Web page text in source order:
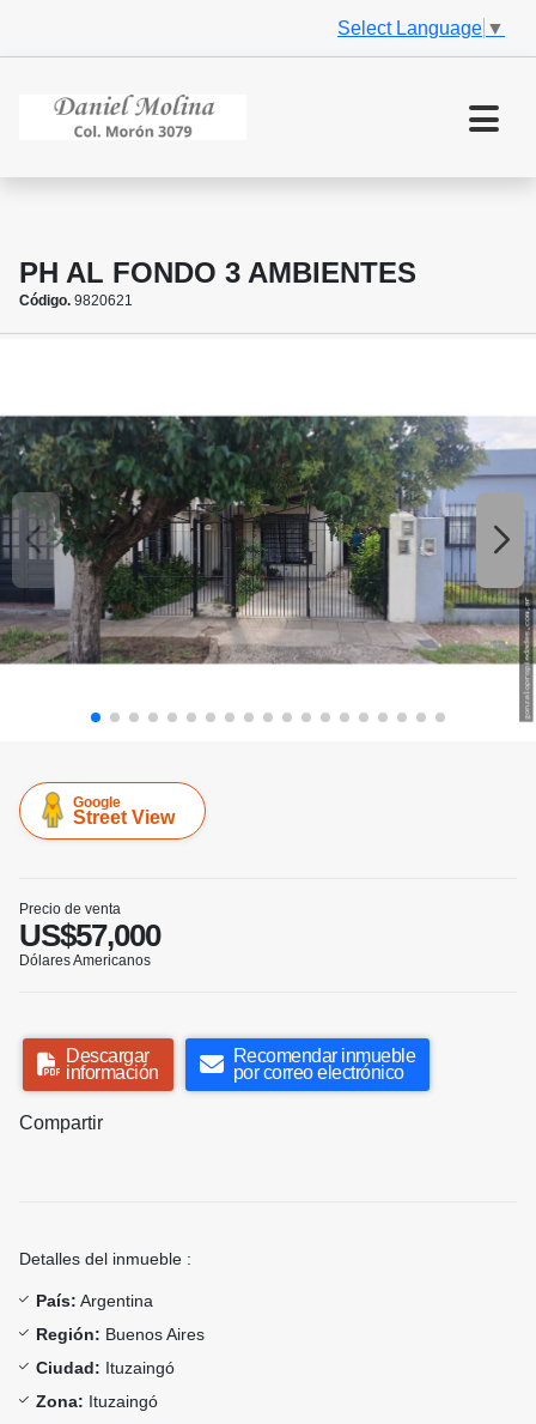
Select Language ▼
PH AL FONDO 3 AMBIENTES
Código. 9820621
Google
Street View
Precio de venta
US$57,000
Dólares Americanos
Descargar
información
Recomendar inmueble
por correo electrónico
Compartir
Detalles del inmueble :
País: Argentina
Región: Buenos Aires
Ciudad: Ituzaingó
Zona: Ituzaingó